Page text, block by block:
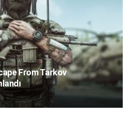
From Tarkov